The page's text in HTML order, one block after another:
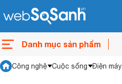
Danh mục sản phẩm
Công nghệ Cuộc sống Điện máy